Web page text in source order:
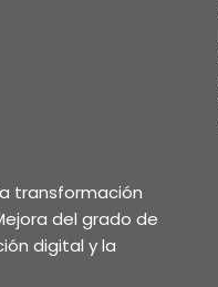
transformación
del grado de
digital y la